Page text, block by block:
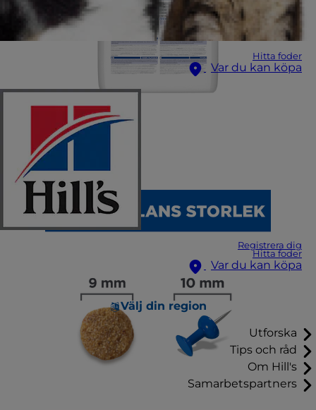
Hitta foder
Var du kan köpa
Registrera dig
Hitta foder
Var du kan köpa
Välj din region
Utforska
Tips och råd
Om Hill's
Samarbetspartners